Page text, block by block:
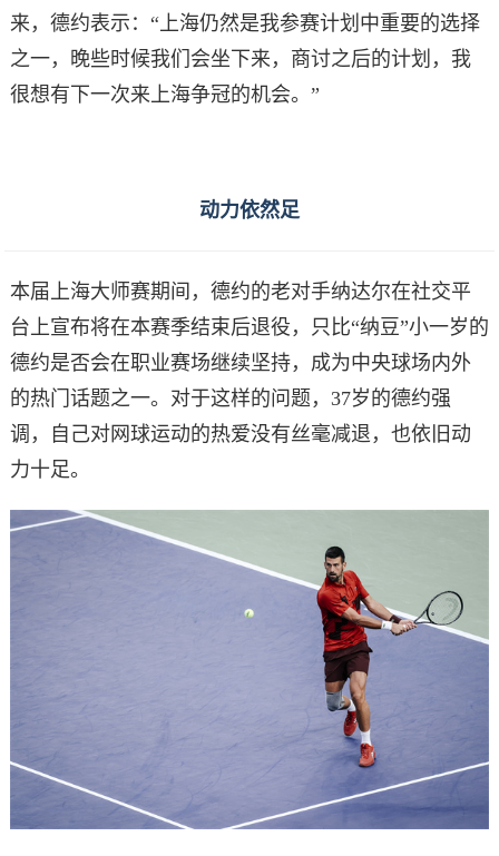
来，德约表示：“上海仍然是我参赛计划中重要的选择
之一，晚些时候我们会坐下来，商讨之后的计划，我
很想有下一次来上海争冠的机会。”
动力依然足
本届上海大师赛期间，德约的老对手纳达尔在社交平
台上宣布将在本赛季结束后退役，只比“纳豆”小一岁的
德约是否会在职业赛场继续坚持，成为中央球场内外
的热门话题之一。对于这样的问题，37岁的德约强
调，自己对网球运动的热爱没有丝毫减退，也依旧动
力十足。